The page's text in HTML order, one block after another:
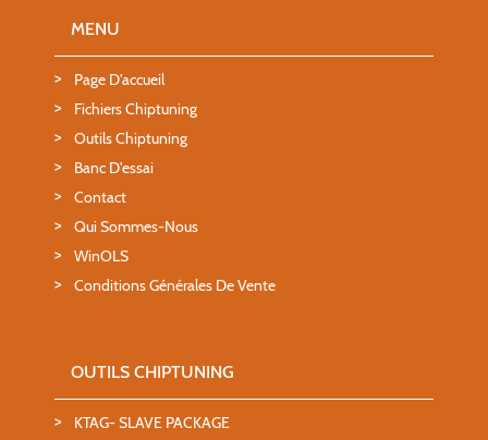
MENU
Page D'accueil
Fichiers Chiptuning
Outils Chiptuning
Banc D'essai
Contact
Qui Sommes-Nous
WinOLS
Conditions Générales De Vente
OUTILS CHIPTUNING
KTAG- SLAVE PACKAGE